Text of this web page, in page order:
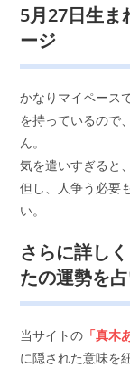
5月27日生ま
ージ
かなりマイペース
を持っているので
ん。
気を遣いすぎると
但し、人争う必要
い。
さらに詳し
たの運勢を占
当サイトの 「真木
に隠された意味を